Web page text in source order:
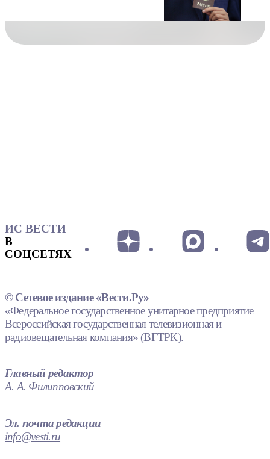
ИС ВЕСТИ
В
СОЦСЕТЯХ
© Сетевое издание «Вести.Ру»
«Федеральное государственное унитарное предприятие
Всероссийская государственная телевизионная и
радиовещательная компания» (ВГТРК).
Главный редактор
А. А. Филипповский
Эл. почта редакции
info@vesti.ru